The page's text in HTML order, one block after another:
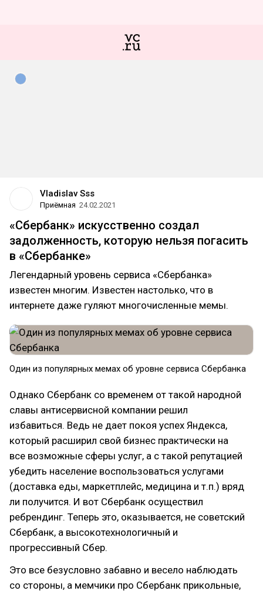
Vladislav Sss
Приёмная 24.02.2021
«Сбербанк» искусственно создал
задолженность, которую нельзя погасить
в «Сбербанке»
Легендарный уровень сервиса «Сбербанка»
известен многим. Известен настолько, что в
интернете даже гуляют многочисленные мемы.
Один из популярных мемах об уровне сервиса Сбербанка
Однако Сбербанк со временем от такой народной
славы антисервисной компании решил
избавиться. Ведь не дает покоя успех Яндекса,
который расширил свой бизнес практически на
все возможные сферы услуг, а с такой репутацией
убедить население воспользоваться услугами
(доставка еды, маркетплейс, медицина и т.п.) вряд
ли получится. И вот Сбербанк осуществил
ребрендинг. Теперь это, оказывается, не советский
Сбербанк, а высокотехнологичный и
прогрессивный Сбер.
Это все безусловно забавно и весело наблюдать
со стороны, а мемчики про Сбербанк прикольные,